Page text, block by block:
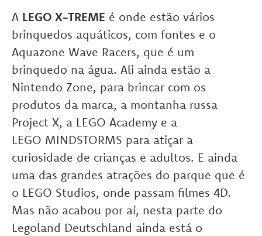
A LEGO X-TREME é onde estão vários
brinquedos aquáticos, com fontes e o
Aquazone Wave Racers, que é um
brinquedo na água. Ali ainda estão a
Nintendo Zone, para brincar com os
produtos da marca, a montanha russa
Project X, a LEGO Academy e a
LEGO MINDSTORMS para atiçar a
curiosidade de crianças e adultos. E ainda
uma das grandes atrações do parque que é
o LEGO Studios, onde passam filmes 4D.
Mas não acabou por aí, nesta parte do
Legoland Deutschland ainda está o